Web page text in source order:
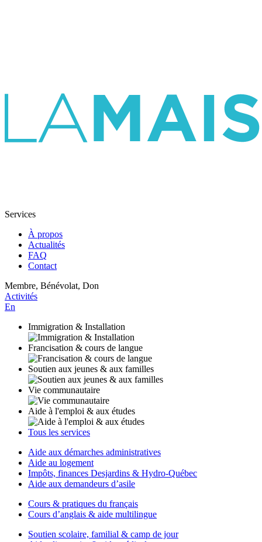
Services
À propos
Actualités
FAQ
Contact
Membre, Bénévolat, Don
Activités
En
Immigration & Installation
Francisation & cours de langue
Soutien aux jeunes & aux familles
Vie communautaire
Aide à l'emploi & aux études
Tous les services
Aide aux démarches administratives
Aide au logement
Impôts, finances Desjardins & Hydro-Québec
Aide aux demandeurs d’asile
Cours & pratiques du français
Cours d’anglais & aide multilingue
Soutien scolaire, familial & camp de jour